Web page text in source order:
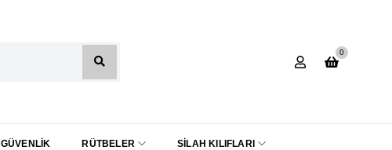
0
RÜTBELER SILAH KILIFLARI